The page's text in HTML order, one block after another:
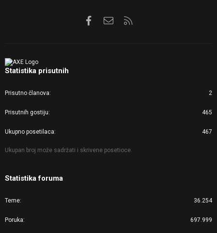
FacebookKontaktirajte nas
Statistika prisutnih
Prisutno članova 2
Prisutnih gostiju 465
Ukupno posetilaca 467
Ukupan broj može sadržati i skrivene posetioce.
Statistika foruma
Teme 36.254
Poruka 697.999